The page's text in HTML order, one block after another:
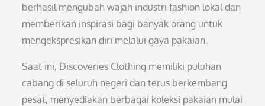
berhasil mengubah wajah industri fashion lokal dan
memberikan inspirasi bagi banyak orang untuk
mengekspresikan diri melalui gaya pakaian.
Saat ini, Discoveries Clothing memiliki puluhan
cabang di seluruh negeri dan terus berkembang
pesat, menyediakan berbagai koleksi pakaian mulai